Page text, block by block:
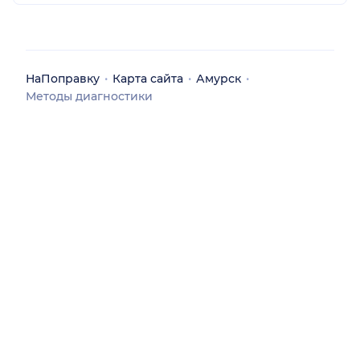
НаПоправку Карта сайта
Амурск
Методы диагностики